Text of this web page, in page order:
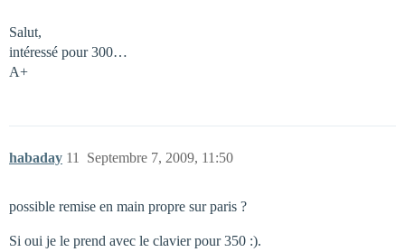
Salut,
intéressé pour 300…
A+
habaday Septembre 7, 2009, 11:50
11
possible remise en main propre sur paris ?
Si oui je le prend avec le clavier pour 350 :).